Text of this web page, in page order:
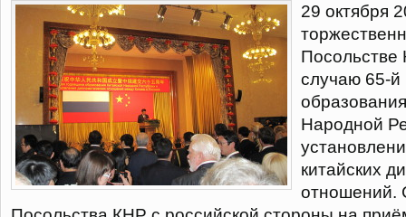
29 октября
Посольстве
случаю 65-
Народной
китайских
отношений.